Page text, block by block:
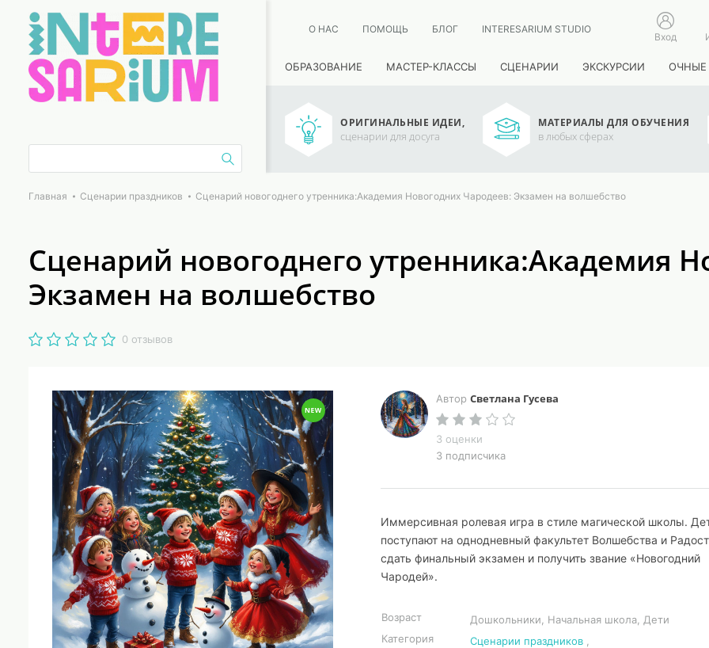
О НАС ПОМОЩЬ БЛОГ INTERESARIUM STUDIO
Вход
ОБРАЗОВАНИЕ МАСТЕР-КЛАССЫ СЦЕНАРИИ ЭКСКУРСИИ ОЧНЫЕ
ОРИГИНАЛЬНЫЕ ИДЕИ,
сценарии для досуга
МАТЕРИАЛЫ ДЛЯ ОБУЧЕНИЯ
в любых сферах
Главная Сценарии праздников Сценарий новогоднего утренника:Академия Новогодних Чародеев: Экзамен на волшебство
Сценарий новогоднего утренника:Академия
Экзамен на волшебство
0 отзывов
Автор Светлана Гусева
3 оценки
3 подписчика
Иммерсивная ролевая игра в стиле магической школы.
поступают на однодневный факультет Волшебства и
сдать финальный экзамен и получить звание «Новогодний
Чародей».
Возраст
Дошкольники, Начальная школа, Дети
Категория
Сценарии праздников